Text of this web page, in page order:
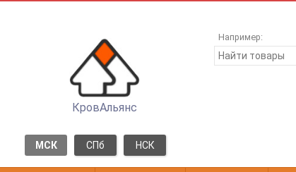
КровАльянс
МСК СПб НСК
Например: